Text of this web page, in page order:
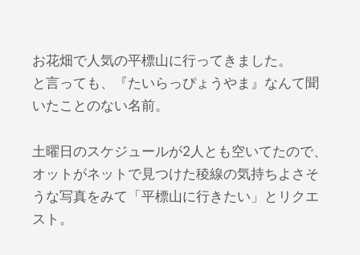
お花畑で人気の平標山に行ってきました。
と言っても、『たいらっぴょうやま』なんて聞
いたことのない名前。
土曜日のスケジュールが2人とも空いてたので、
オットがネットで見つけた稜線の気持ちよさそ
うな写真をみて「平標山に行きたい」とリクエ
スト。